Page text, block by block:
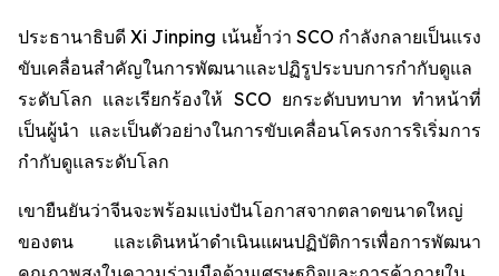
ประธานาธิบดี Xi Jinping เน้นย้ำว่า SCO กำลังกลายเป็นแรง
ขับเคลื่อนสำคัญในการพัฒนาและปฏิรูประบบการกำกับดูแล
ระดับโลก และเรียกร้องให้ SCO ยกระดับบทบาท ทำหน้าที่
เป็นผู้นำ และเป็นตัวอย่างในการขับเคลื่อนโครงการริเริ่มการ
กำกับดูแลระดับโลก
เขายืนยันว่าจีนจะพร้อมแบ่งปันโอกาสจากตลาดขนาดใหญ่
ของตน และเดินหน้าดำเนินแผนปฏิบัติการเพื่อการพัฒนา